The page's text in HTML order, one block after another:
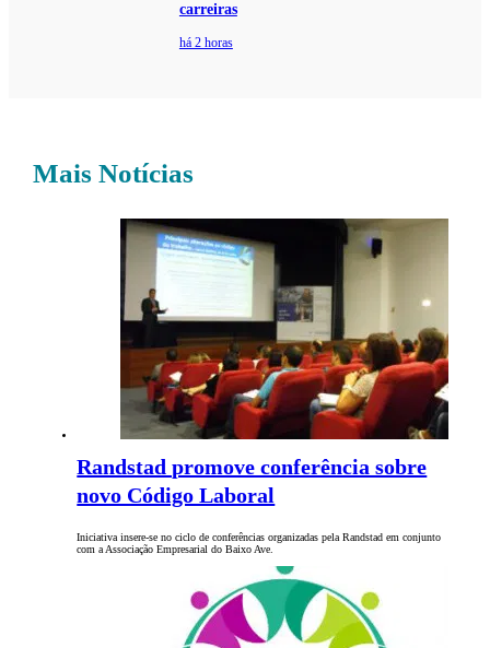
carreiras
há 2 horas
Mais Notícias
Randstad promove conferência sobre
novo Código Laboral
Iniciativa insere-se no ciclo de conferências organizadas pela Randstad em conjunto
com a Associação Empresarial do Baixo Ave.